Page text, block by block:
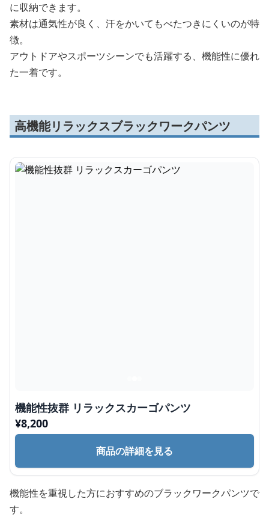
に収納できます。
素材は通気性が良く、汗をかいてもべたつきにくいのが特
徴。
アウトドアやスポーツシーンでも活躍する、機能性に優れ
た一着です。
高機能リラックスブラックワークパンツ
機能性抜群 リラックスカーゴパンツ
¥8,200
商品の詳細を見る
機能性を重視した方におすすめのブラックワークパンツで
す。